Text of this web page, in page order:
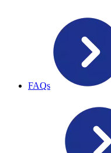
FAQs